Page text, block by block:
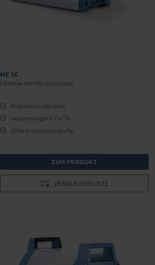
ME 1C
Chemie-Membranpumpe
Endvakuum 100 mbar
Saugvermögen 0.7 m 3/h
Ölfrei & chemiebeständig
ZUM PRODUKT
VERGLEICHSLISTE